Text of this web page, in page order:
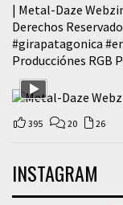
| Metal-Daze
Derechos
#girapatagonica
Producciónes RGB
395 20 26
INSTAGRAM